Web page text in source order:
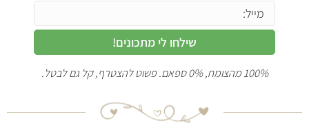
שילחו לי מתכונים!
100% מהצומח, 0% ספאם. פשוט להצטרף, קל גם לבטל.